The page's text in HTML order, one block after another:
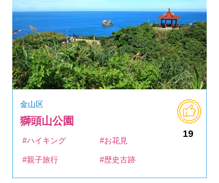
金山区
獅頭山公園
19
#ハイキング #お花見
#親子旅行 #歴史古跡